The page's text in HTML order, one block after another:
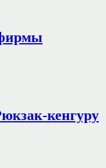
кенгуру